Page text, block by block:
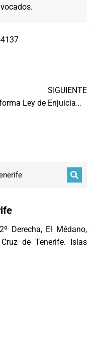
SIGUIENTE
Reforma Ley de Enjuiciamiento Criminal
Derecha, El Médano,
de Tenerife. Islas